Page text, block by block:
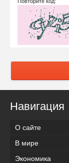
Навигация
О сайте
В мире
Экономика